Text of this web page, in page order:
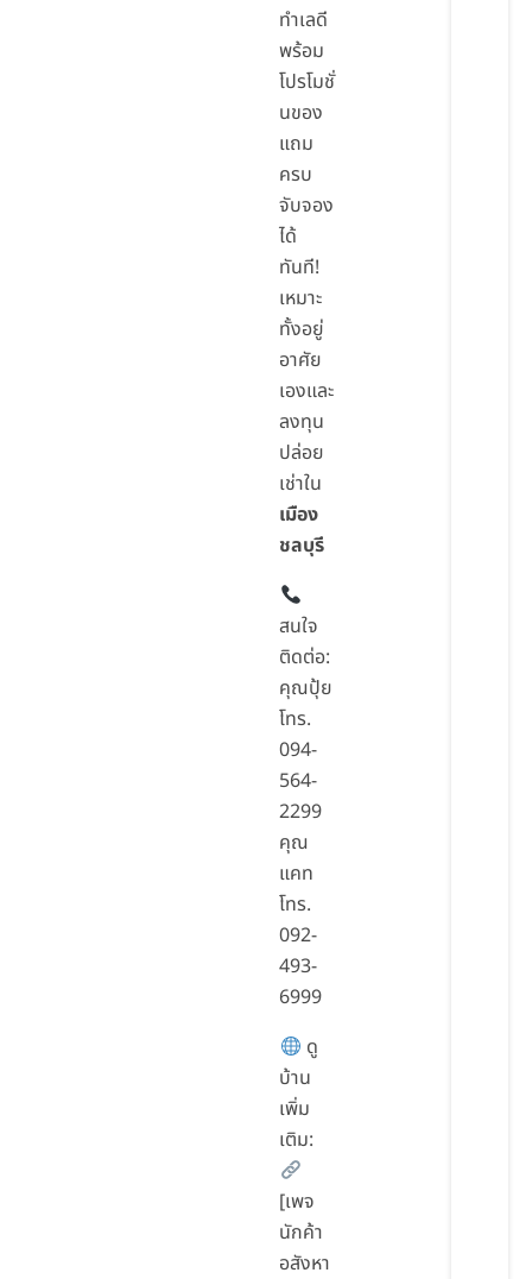
ทำเลดี
พร้อม
โปรโมชั่
นของ
แถม
ครบ
จับจอง
ได้
ทันที!
เหมาะ
ทั้งอยู่
อาศัย
เองและ
ลงทุน
ปล่อย
เช่าใน
เมือง
ชลบุรี
สนใจ
ติดต่อ:
คุณปุ้ย
โทร.
094-
564-
2299
คุณ
แคท
โทร.
092-
493-
6999
ดู
บ้าน
เพิ่ม
เติม:
[เพจ
นักค้า
อสังหา